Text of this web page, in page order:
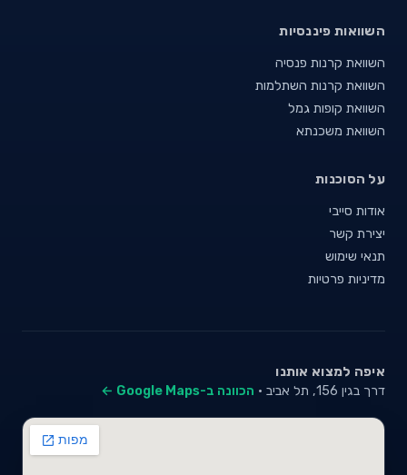
השוואות פיננסיות
השוואת קרנות פנסיה
השוואת קרנות השתלמות
השוואת קופות גמל
השוואת משכנתא
על הסוכנות
אודות סייבי
יצירת קשר
תנאי שימוש
מדיניות פרטיות
איפה למצוא אותנו
דרך בגין 156, תל אביב · הכוונה ב-Google Maps ←